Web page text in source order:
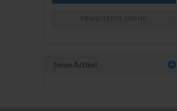
ERWEITERTE SUCHE
Neue Artikel